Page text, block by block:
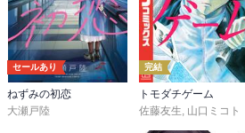
セールあり
ねずみの初恋
大瀬戸陸
完結
トモダチゲーム
佐藤友生, 山口ミコト